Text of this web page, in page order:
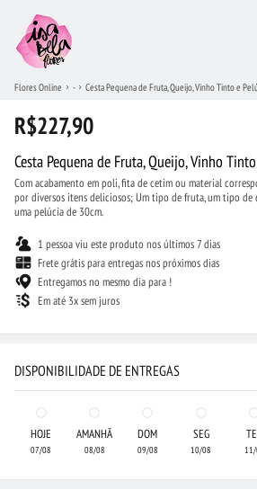
Flores Online - Cesta Pequena de Fruta, Queijo, Vinho Tinto e
R$227,90
Cesta Pequena de Fruta, Queijo, Vinho
Com acabamento em poli, fita de cetim ou material
por diversos itens deliciosos; Um tipo de fruta, um tipo
uma pelúcia de 30cm.
1 pessoa viu este produto nos últimos 7 dias
Frete grátis para entregas nos próximos dias
Entregamos no mesmo dia para !
Em até 3x sem juros
DISPONIBILIDADE DE ENTREGAS
HOJE
07/08
AMANHÃ
08/08
DOM
09/08
SEG
10/08